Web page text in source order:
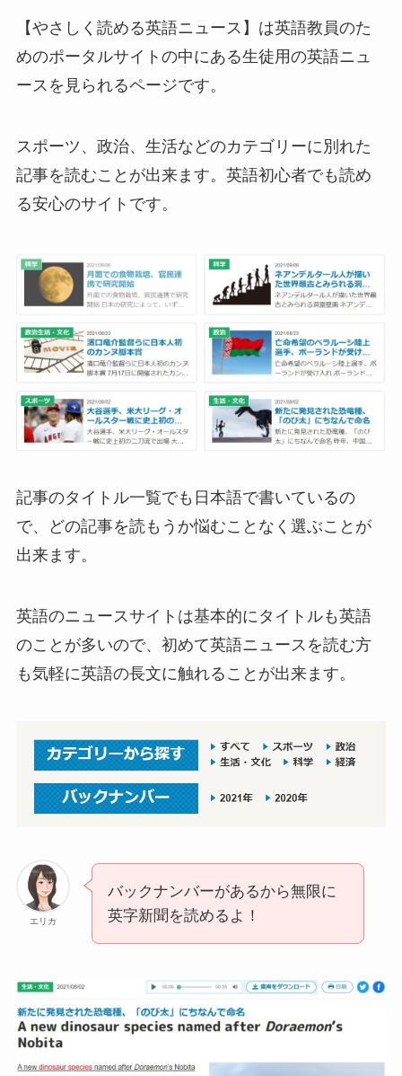
【やさしく読める英語ニュース】は英語教員のた
めのポータルサイトの中にある生徒用の英語ニュ
ースを見られるページです。
スポーツ、政治、生活などのカテゴリーに別れた
記事を読むことが出来ます。英語初心者でも読め
る安心のサイトです。
記事のタイトル一覧でも日本語で書いているの
で、どの記事を読もうか悩むことなく選ぶことが
出来ます。
英語のニュースサイトは基本的にタイトルも英語
のことが多いので、初めて英語ニュースを読む方
も気軽に英語の長文に触れることが出来ます。
エリカ
バックナンバーがあるから無限に
英字新聞を読めるよ！